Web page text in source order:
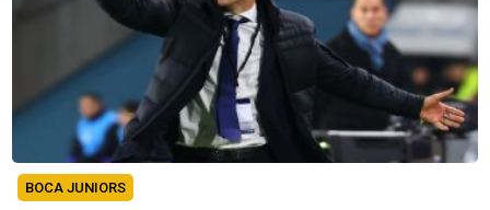
BOCA JUNIORS